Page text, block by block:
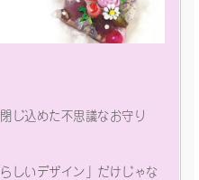
じ込めた不思議なお守り
しいデザイン」だけじゃな